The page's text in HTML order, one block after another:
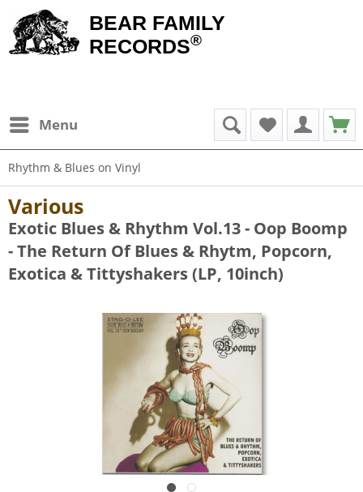
BEAR FAMILY
RECORDS®
Menu
Rhythm & Blues on Vinyl
Various
Exotic Blues & Rhythm Vol.13 - Oop Boomp
- The Return Of Blues & Rhytm, Popcorn,
Exotica & Tittyshakers (LP, 10inch)